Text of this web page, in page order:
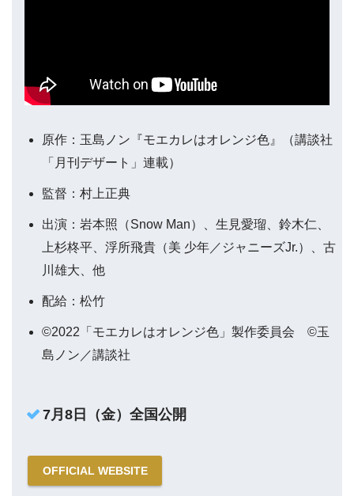
原作：玉島ノン『モエカレはオレンジ色』（講談社
「月刊デザート」連載）
監督：村上正典
出演：岩本照（Snow Man）、生見愛瑠、鈴木仁、
上杉柊平、浮所飛貴（美 少年／ジャニーズJr.）、古
川雄大、他
配給：松竹
©2022「モエカレはオレンジ色」製作委員会 ©玉
島ノン／講談社
7月8日（金）全国公開
OFFICIAL WEBSITE